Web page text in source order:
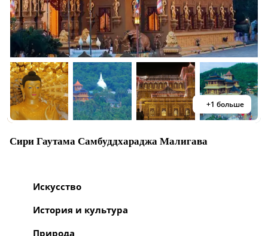
+1 больше
Сири Гаутама Самбуддхараджа Малигава
Искусство
История и культура
Природа